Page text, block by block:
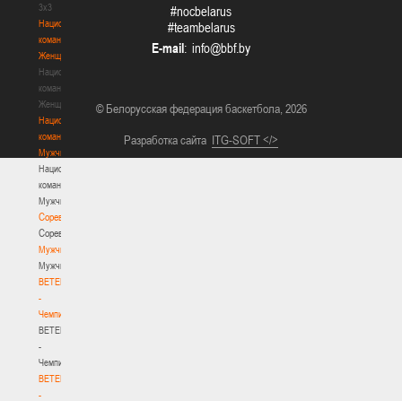
3х3
Национальная
команда.
Женщины
Национальная
команда.
Женщины
Национальная
команда.
Мужчины
Национальная
команда.
Мужчины
Соревнования
Соревнования
Мужчины
Мужчины
BETERA
-
Чемпионат
BETERA
-
Чемпионат
BETERA
-
#nocbelarus
#teambelarus
E-mail:
© Белорусская федерация баскетбола, 2026
Разработка сайта ITG-SOFT </>